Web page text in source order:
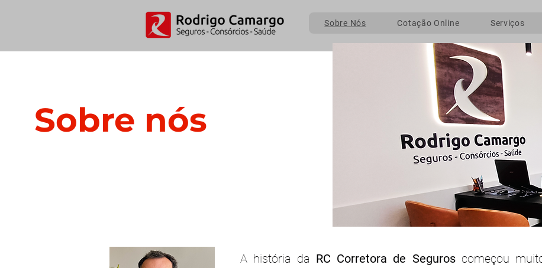
Sobre Nós Cotação Online Serviços
Sobre nós
A história da RC Corretora de Seguroscomeçou